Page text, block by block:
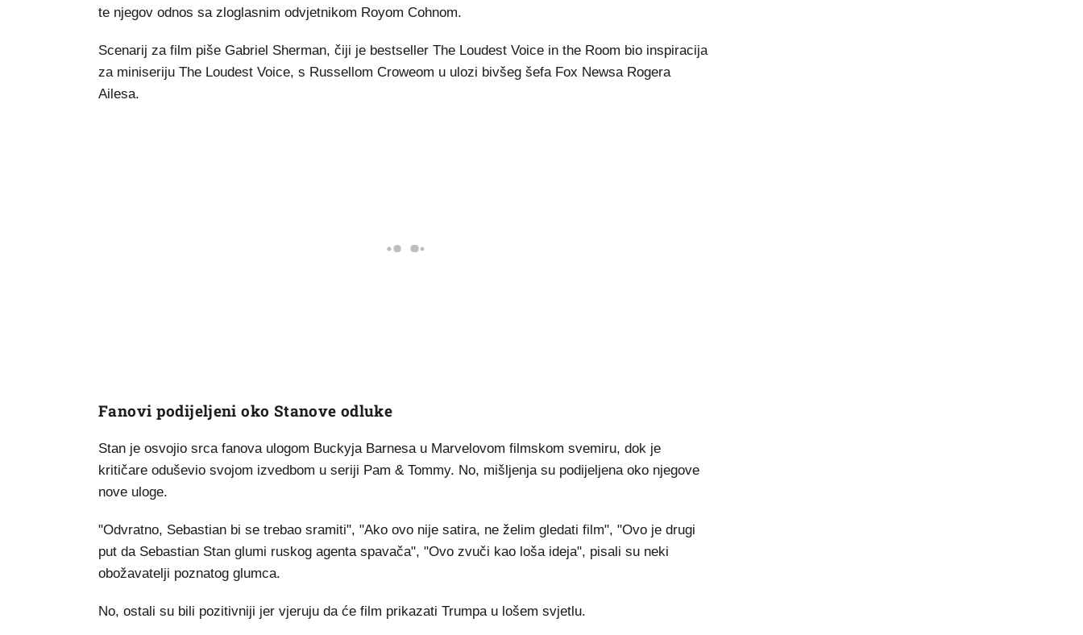
te njegov odnos sa zloglasnim odvjetnikom Royom Cohnom.
Scenarij za film piše Gabriel Sherman, čiji je bestseller The Loudest Voice in the Room bio inspiracija
za miniseriju The Loudest Voice, s Russellom Croweom u ulozi bivšeg šefa Fox Newsa Rogera
Ailesa.
Fanovi podijeljeni oko Stanove odluke
Stan je osvojio srca fanova ulogom Buckyja Barnesa u Marvelovom filmskom svemiru, dok je
kritičare oduševio svojom izvedbom u seriji Pam & Tommy. No, mišljenja su podijeljena oko njegove
nove uloge.
"Odvratno, Sebastian bi se trebao sramiti", "Ako ovo nije satira, ne želim gledati film", "Ovo je drugi
put da Sebastian Stan glumi ruskog agenta spavača", "Ovo zvuči kao loša ideja", pisali su neki
obožavatelji poznatog glumca.
No, ostali su bili pozitivniji jer vjeruju da će film prikazati Trumpa u lošem svjetlu.